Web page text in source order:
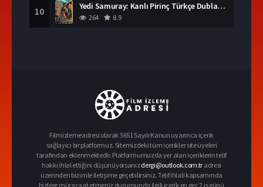
10 Yedi Samuray: Kanlı Pirinç Türkçe Dublaj İzle
264 8.9
Filmizlemeadresi olarak 5651 Sayılı Kanun uyarınca içerik
sağlayıcı bir platformuz. Sitemizdeki tüm içerikler site üyeleri
tarafından eklenmektedir. Platformumuzda yer alan içeriklerin telif
hakkı ihlal ettiğini düşünüyorsanızdergi@outlook.com.tr adresi
üzerinden bizimle iletişime geçebilirsiniz. Telif ihlali kapsamında
bizlere müracaat etmeniz durumunda ilgili içerik en geç 2 iş günü